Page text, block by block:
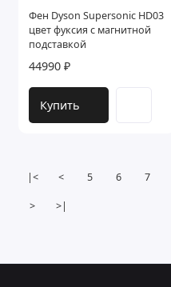
Фен Dyson Supersonic HD03
цвет фуксия с магнитной
подставкой
44990 ₽
Купить
|< < 5 6 7
> >|